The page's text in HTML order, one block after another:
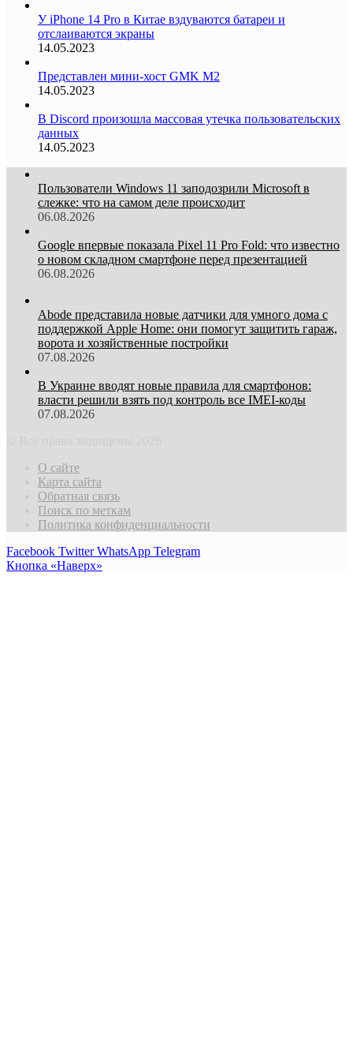
У iPhone 14 Pro в Китае вздуваются батареи и
отслаиваются экраны
14.05.2023
Представлен мини-хост GMK M2
14.05.2023
В Discord произошла массовая утечка пользовательских
данных
14.05.2023
Пользователи Windows 11 заподозрили Microsoft в
слежке: что на самом деле происходит
06.08.2026
Google впервые показала Pixel 11 Pro Fold: что известно
о новом складном смартфоне перед презентацией
06.08.2026
Abode представила новые датчики для умного дома с
поддержкой Apple Home: они помогут защитить гараж,
ворота и хозяйственные постройки
07.08.2026
В Украине вводят новые правила для смартфонов:
власти решили взять под контроль все IMEI-коды
07.08.2026
О сайте
Карта сайта
Обратная связь
Поиск по меткам
Политика конфиденциальности
Facebook Twitter WhatsApp Telegram
Кнопка «Наверх»